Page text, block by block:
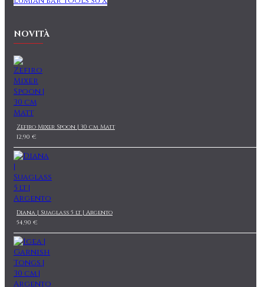
NOVITÀ
Zefiro Mixer Spoon | 30 cm Matt
12,90 €
Diana | Suaglass 5 lt | Argento
54,90 €